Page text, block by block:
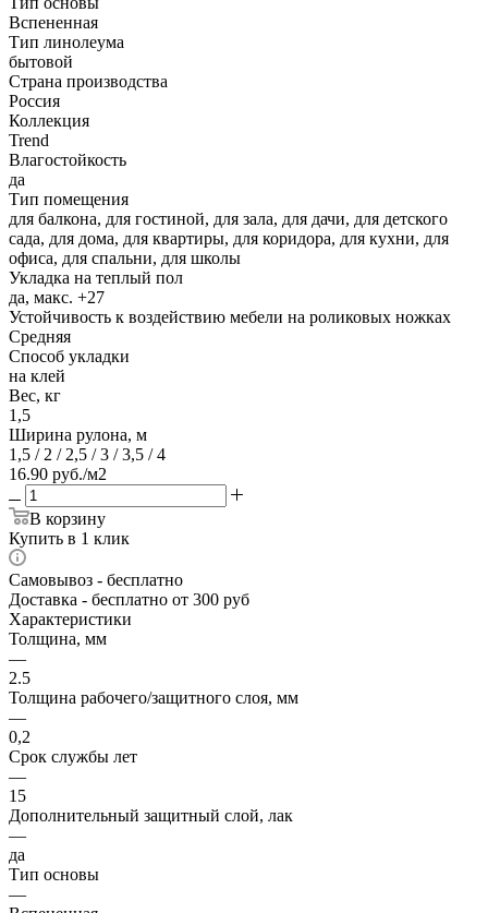
Вспененная
Тип линолеума
бытовой
Страна производства
Россия
Коллекция
Trend
Влагостойкость
да
Тип помещения
для балкона, для гостиной, для зала, для дачи, для детского
сада, для дома, для квартиры, для коридора, для кухни, для
офиса, для спальни, для школы
Укладка на теплый пол
да, макс. +27
Устойчивость к воздействию мебели на роликовых ножках
Средняя
Способ укладки
на клей
Вес, кг
1,5
Ширина рулона, м
1,5 / 2 / 2,5 / 3 / 3,5 / 4
16.90 руб./м2
В корзину
Купить в 1 клик
Самовывоз - бесплатно
Доставка - бесплатно от 300 руб
Характеристики
Толщина, мм
—
2.5
Толщина рабочего/защитного слоя, мм
—
0,2
Срок службы лет
—
15
Дополнительный защитный слой, лак
—
да
Тип основы
—